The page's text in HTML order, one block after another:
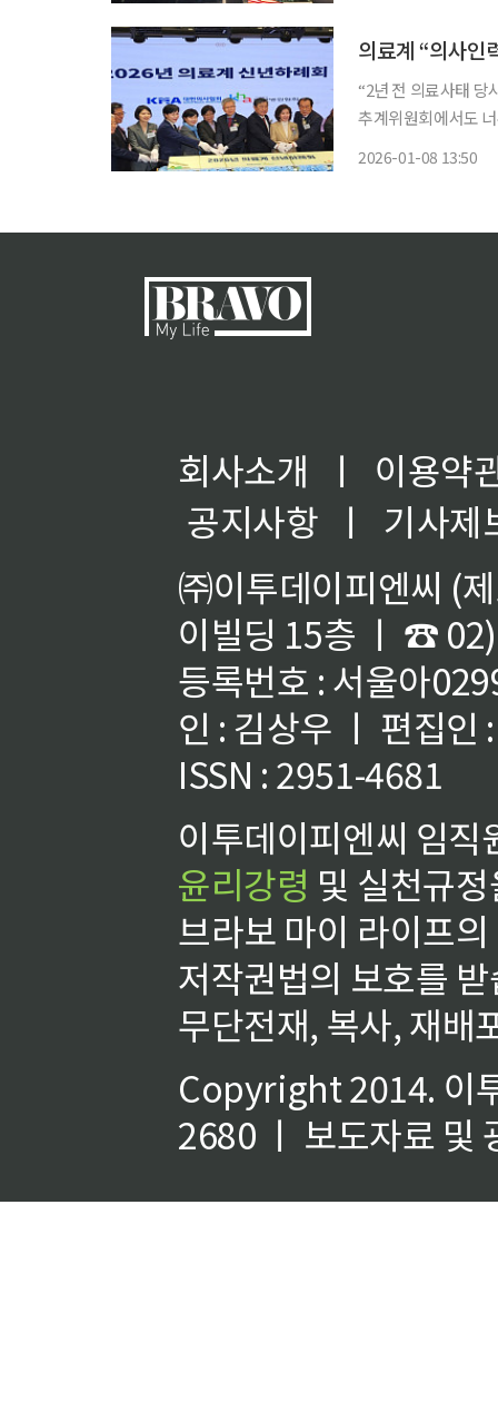
의료계 “의사인
“2년 전 의료사태 당
추계위원회에서도 너무
2026-01-08 13:50
회사소개 ㅣ
이용약
공지사항
ㅣ
기사제
㈜이투데이피엔씨 (
이빌딩 15층 ㅣ ☎
등록번호 : 서울아
인 : 김상우 ㅣ 편집인
ISSN : 2951-4681
이투데이피엔씨 임
윤리강령 및 실천규
브라보 마이 라이프
저작권법의 보호를
무단전재, 복사, 재배
Copyright 2014. 이
2680 ㅣ 보도자료